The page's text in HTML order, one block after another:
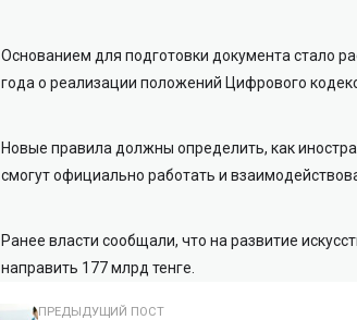
Основанием для подготовки документа стало
года о реализации положений Цифрового
Новые правила должны определить, как
смогут официально работать и
Ранее власти сообщали, что на развитие
направить 177 млрд тенге.
ПРЕДЫДУЩИЙ ПОСТ